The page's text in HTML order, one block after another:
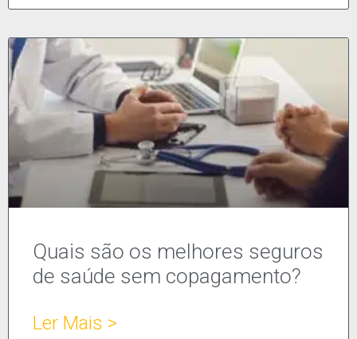
Quais são os melhores seguros
de saúde sem copagamento?
Ler Mais >